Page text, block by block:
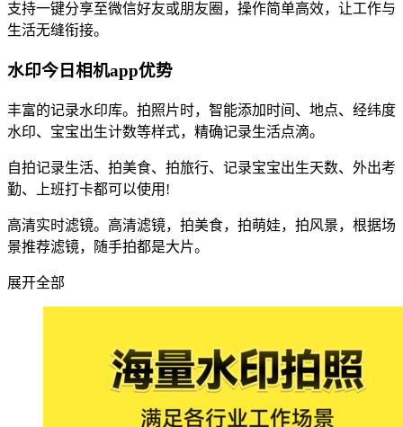
支持一键分享至微信好友或朋友圈，操作简单高效，让工作与
生活无缝衔接。
水印今日相机app优势
丰富的记录水印库。拍照片时，智能添加时间、地点、经纬度
水印、宝宝出生计数等样式，精确记录生活点滴。
自拍记录生活、拍美食、拍旅行、记录宝宝出生天数、外出考
勤、上班打卡都可以使用!
高清实时滤镜。高清滤镜，拍美食，拍萌娃，拍风景，根据场
景推荐滤镜，随手拍都是大片。
展开全部